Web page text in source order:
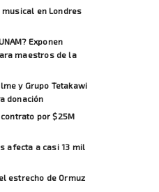
en Londres
Exponen
maestros de la
y Grupo Tetakawi
donación
por $25M
afecta a casi 13 mil
estrecho de Ormuz